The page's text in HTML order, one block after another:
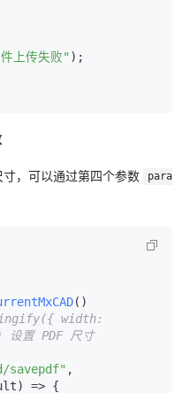
上传失败" );
，可以通过第四个参数
para
width:
置 PDF 尺寸
savepdf" ,
) => {